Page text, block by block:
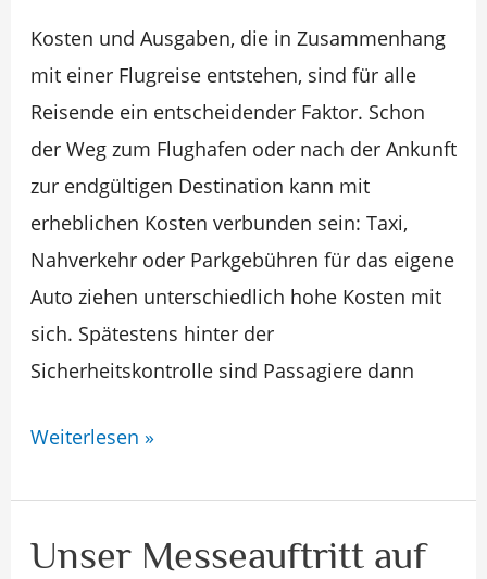
Kosten und Ausgaben, die in Zusammenhang
mit einer Flugreise entstehen, sind für alle
Reisende ein entscheidender Faktor. Schon
der Weg zum Flughafen oder nach der Ankunft
zur endgültigen Destination kann mit
erheblichen Kosten verbunden sein: Taxi,
Nahverkehr oder Parkgebühren für das eigene
Auto ziehen unterschiedlich hohe Kosten mit
sich. Spätestens hinter der
Sicherheitskontrolle sind Passagiere dann
Europa
Weiterlesen »
Unser Messeauftritt auf
Unser